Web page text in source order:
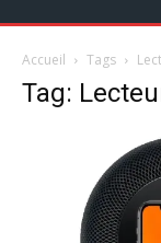
Accueil Tags
Tag: